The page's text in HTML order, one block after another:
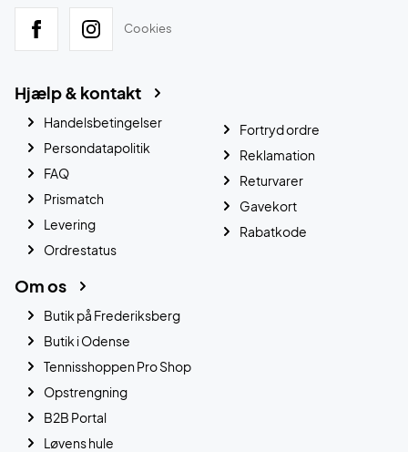
Cookies
Hjælp & kontakt
Handelsbetingelser
Persondatapolitik
FAQ
Prismatch
Levering
Ordrestatus
Fortryd ordre
Reklamation
Returvarer
Gavekort
Rabatkode
Om os
Butik på Frederiksberg
Butik i Odense
Tennisshoppen Pro Shop
Opstrengning
B2B Portal
Løvens hule